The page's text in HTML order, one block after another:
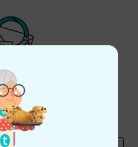
Newsletter
und gewinne mit
über jeweils
Deals